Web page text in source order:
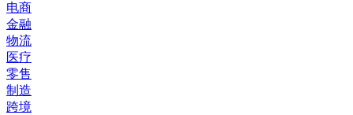
电商
金融
物流
医疗
零售
制造
跨境